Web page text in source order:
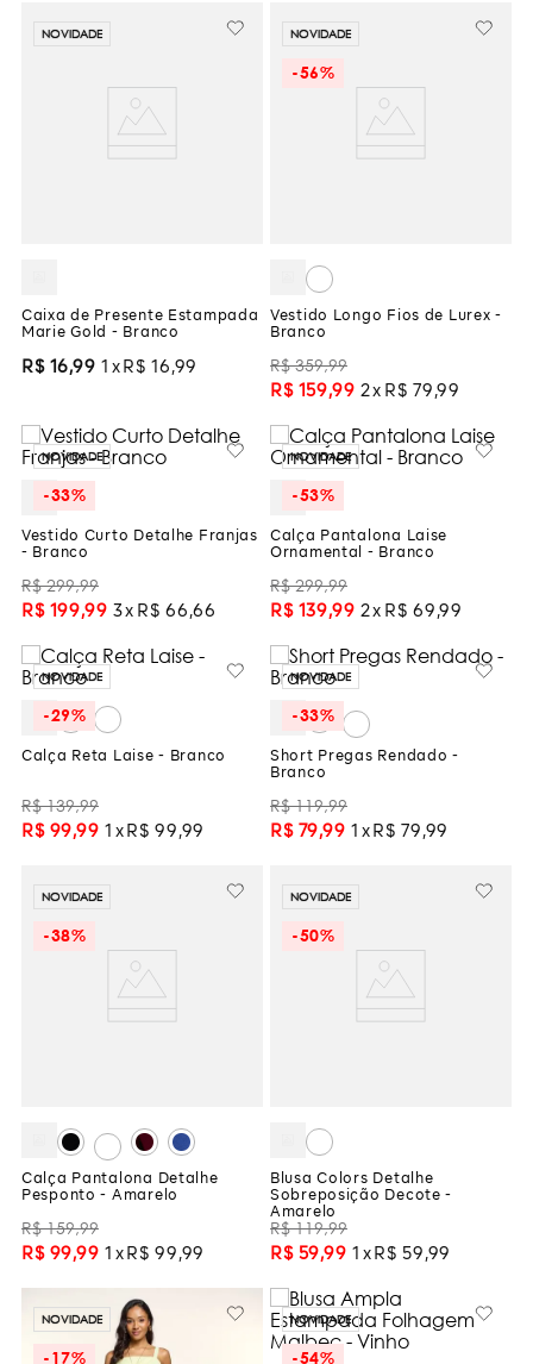
NOVIDADE
Caixa de Presente Estampada
Marie Gold - Branco
R$ 16,99 1 R$ 16 ,99
NOVIDADE
-56%
Vestido Longo Fios de Lurex -
Branco
R$ 359,99
R$ 159,99 2 R$ 79 ,99
NOVIDADE
-33%
Vestido Curto Detalhe Franjas
- Branco
R$ 299,99
R$ 199,99 3 R$ 66 ,66
NOVIDADE
-53%
Calça Pantalona Laise
Ornamental - Branco
R$ 299,99
R$ 139,99 2 R$ 69 ,99
NOVIDADE
-29%
Calça Reta Laise - Branco
R$ 139,99
R$ 99,99 1 R$ 99 ,99
NOVIDADE
-33%
Short Pregas Rendado -
Branco
R$ 119,99
R$ 79,99 1 R$ 79 ,99
NOVIDADE
-38%
Calça Pantalona Detalhe
Pesponto - Amarelo
R$ 159,99
R$ 99,99 1 R$ 99 ,99
NOVIDADE
-50%
Blusa Colors Detalhe
Sobreposição Decote -
Amarelo
R$ 119,99
R$ 59,99 1 R$ 59 ,99
NOVIDADE
-17%
NOVIDADE
-54%